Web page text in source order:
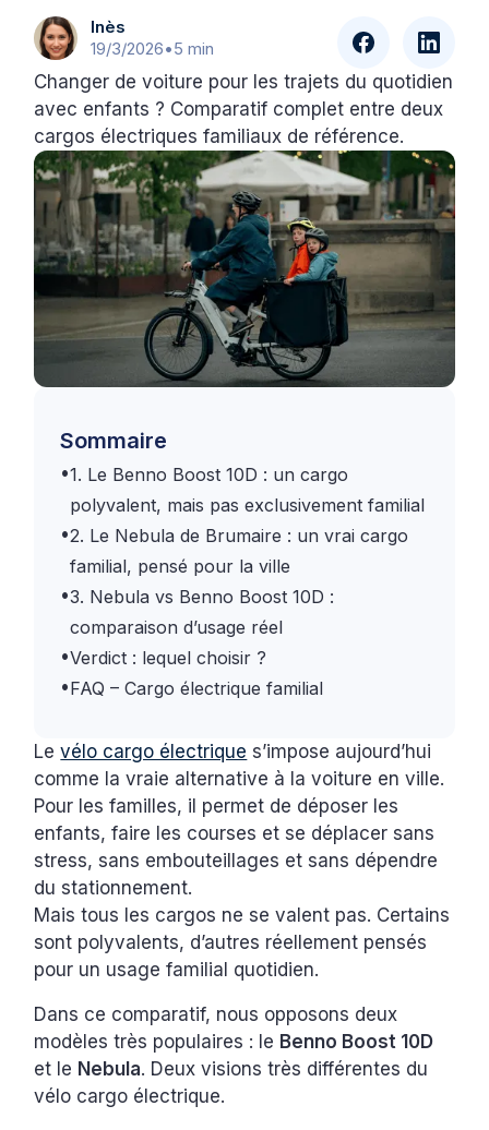
Inès
19/3/2026•5 min
Changer de voiture pour les trajets du quotidien
avec enfants ? Comparatif complet entre deux
cargos électriques familiaux de référence.
Sommaire
•1. Le Benno Boost 10D : un cargo
polyvalent, mais pas exclusivement familial
•2. Le Nebula de Brumaire : un vrai cargo
familial, pensé pour la ville
•3. Nebula vs Benno Boost 10D :
comparaison d’usage réel
•Verdict : lequel choisir ?
•FAQ – Cargo électrique familial
Levélo cargo électrique s’impose aujourd’hui
comme la vraie alternative à la voiture en ville.
Pour les familles, il permet de déposer les
enfants, faire les courses et se déplacer sans
stress, sans embouteillages et sans dépendre
du stationnement.
Mais tous les cargos ne se valent pas. Certains
sont polyvalents, d’autres réellement pensés
pour un usage familial quotidien.
Dans ce comparatif, nous opposons deux
modèles très populaires : le Benno Boost 10D
et le Nebula. Deux visions très différentes du
vélo cargo électrique.